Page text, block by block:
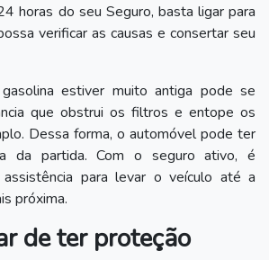
horas do seu Seguro, basta ligar para
verificar as causas e consertar seu
estiver muito antiga pode se
que obstrui os filtros e entope os
Dessa forma, o automóvel pode ter
da partida. Com o seguro ativo, é
para levar o veículo até a
próxima.
de ter proteção